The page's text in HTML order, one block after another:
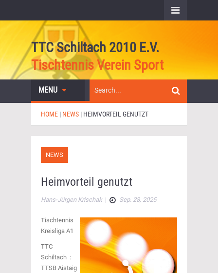
TTC Schiltach 2010 E.V.
Tischtennis Verein Sport
MENU
HOME | NEWS | HEIMVORTEIL GENUTZT
NEWS
Heimvorteil genutzt
Hans-Jürgen Krischak| Sep. 28, 2025
Tischtennis
Kreisliga A1
TTC
Schiltach :
TTSB Aistaig